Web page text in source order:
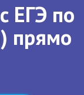
ЕГЭ по
прямо